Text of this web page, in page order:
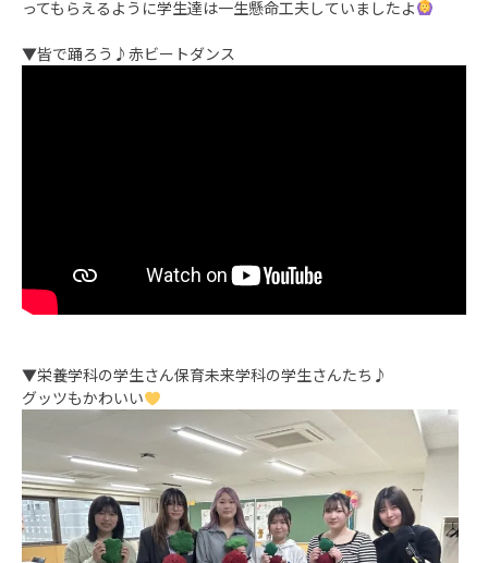
ってもらえるように学生達は一生懸命工夫していましたよ
▼皆で踊ろう♪赤ビートダンス
▼栄養学科の学生さん保育未来学科の学生さんたち♪
グッツもかわいい